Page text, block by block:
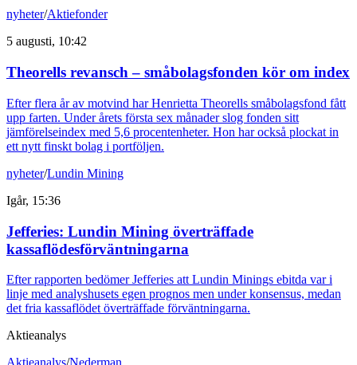
nyheter/Aktiefonder
5 augusti, 10:42
Theorells revansch – småbolagsfonden kör om index
Efter flera år av motvind har Henrietta Theorells småbolagsfond fått
upp farten. Under årets första sex månader slog fonden sitt
jämförelseindex med 5,6 procentenheter. Hon har också plockat in
ett nytt finskt bolag i portföljen.
nyheter/Lundin Mining
Igår, 15:36
Jefferies: Lundin Mining överträffade
kassaflödesförväntningarna
Efter rapporten bedömer Jefferies att Lundin Minings ebitda var i
linje med analyshusets egen prognos men under konsensus, medan
det fria kassaflödet överträffade förväntningarna.
Aktieanalys